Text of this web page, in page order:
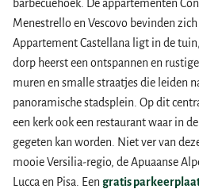
barbecuehoek. De appartementen
Menestrello en Vescovo bevinden
Appartement Castellana ligt in de
dorp heerst een ontspannen en
muren en smalle straatjes die leiden
panoramische stadsplein. Op dit
een kerk ook een restaurant waar in
gegeten kan worden. Niet ver van
mooie Versilia-regio, de Apuaanse
Lucca en Pisa. Een gratis